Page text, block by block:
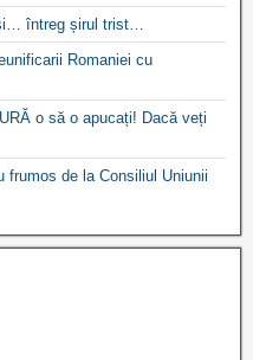
întreg șirul trist…
Romaniei cu
o să o apucați! Dacă veți
frumos de la Consiliul Uniunii